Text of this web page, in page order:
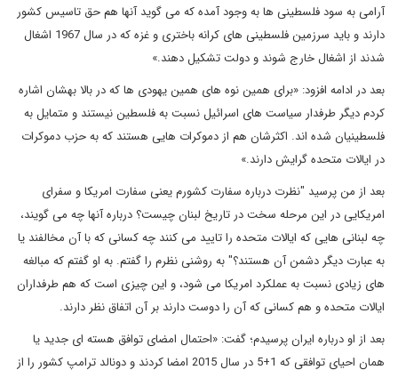
آرامی به سود فلسطینی ها به وجود آمده که می گوید آنها هم حق تاسیس کشور
دارند و باید سرزمین فلسطینی های کرانه باختری و غزه که در سال 1967 اشغال
شدند از اشغال خارج شوند و دولت تشکیل دهند.»
بعد در ادامه افزود: «برای همین نوه های همین یهودی ها که در بالا بهشان اشاره
کردم دیگر طرفدار سیاست های اسرائیل نسبت به فلسطین نیستند و متمایل به
فلسطینیان شده اند. اکثرشان هم از دموکرات هایی هستند که به حزب دموکرات
در ایالات متحده گرایش دارند.»
بعد از من پرسید "نظرت درباره سفارت کشورم یعنی سفارت امریکا و سفرای
امریکایی در این مرحله سخت در تاریخ لبنان چیست؟ درباره آنها چه می گویند،
چه لبنانی هایی که ایالات متحده را تایید می کنند چه کسانی که با آن مخالفند یا
به عبارت دیگر دشمن آن هستند؟" به روشنی نظرم را گفتم. به او گفتم که مبالغه
های زیادی نسبت به عملکرد امریکا می شود، و این چیزی است که هم طرفداران
ایالات متحده و هم کسانی که آن را دوست دارند بر آن اتفاق نظر دارند.
بعد از او درباره ایران پرسیدم؛ گفت: «احتمال امضای توافق هسته ای جدید یا
همان احیای توافقی که 1+5 در سال 2015 امضا کردند و دونالد ترامپ کشور را از